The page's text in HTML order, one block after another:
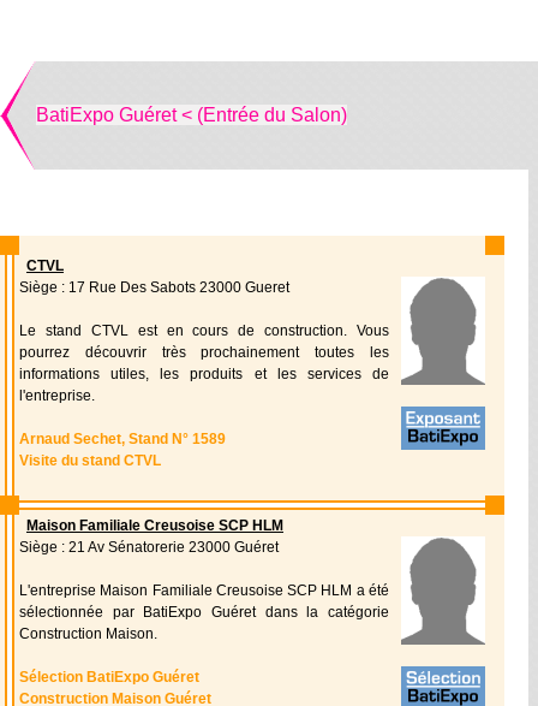
BatiExpo Guéret < (Entrée du Salon)
CTVL
Siège : 17 Rue Des Sabots 23000 Gueret
Le stand CTVL est en cours de construction. Vous
pourrez découvrir très prochainement toutes les
informations utiles, les produits et les services de
l'entreprise.
Arnaud Sechet, Stand N° 1589
Visite du stand CTVL
Maison Familiale Creusoise SCP HLM
Siège : 21 Av Sénatorerie 23000 Guéret
L'entreprise Maison Familiale Creusoise SCP HLM a été
sélectionnée par BatiExpo Guéret dans la catégorie
Construction Maison.
Sélection BatiExpo Guéret
Construction Maison Guéret